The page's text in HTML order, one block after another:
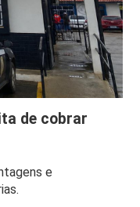
de cobrar
e